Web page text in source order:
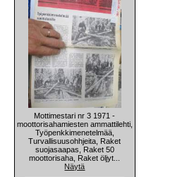
Mottimestari nr 3 1971 -
moottorisahamiesten ammattilehti,
Työpenkkimenetelmää,
Turvallisuusohhjeita, Raket
suojasaapas, Raket 50
moottorisaha, Raket öljyt...
Näytä